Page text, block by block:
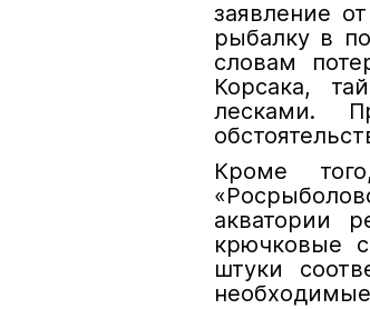
заявление
рыбалку в
словам
Корсака,
лесками.
Кроме
акватории
крючковые
штуки